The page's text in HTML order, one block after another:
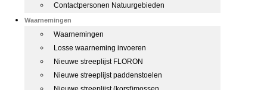
Contactpersonen Natuurgebieden
Waarnemingen
Waarnemingen
Losse waarneming invoeren
Nieuwe streeplijst FLORON
Nieuwe streeplijst paddenstoelen